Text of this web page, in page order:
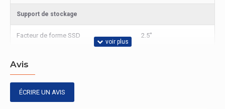
Support de stockage
Facteur de forme SSD 2.5"
Avis
ÉCRIRE UN AVIS